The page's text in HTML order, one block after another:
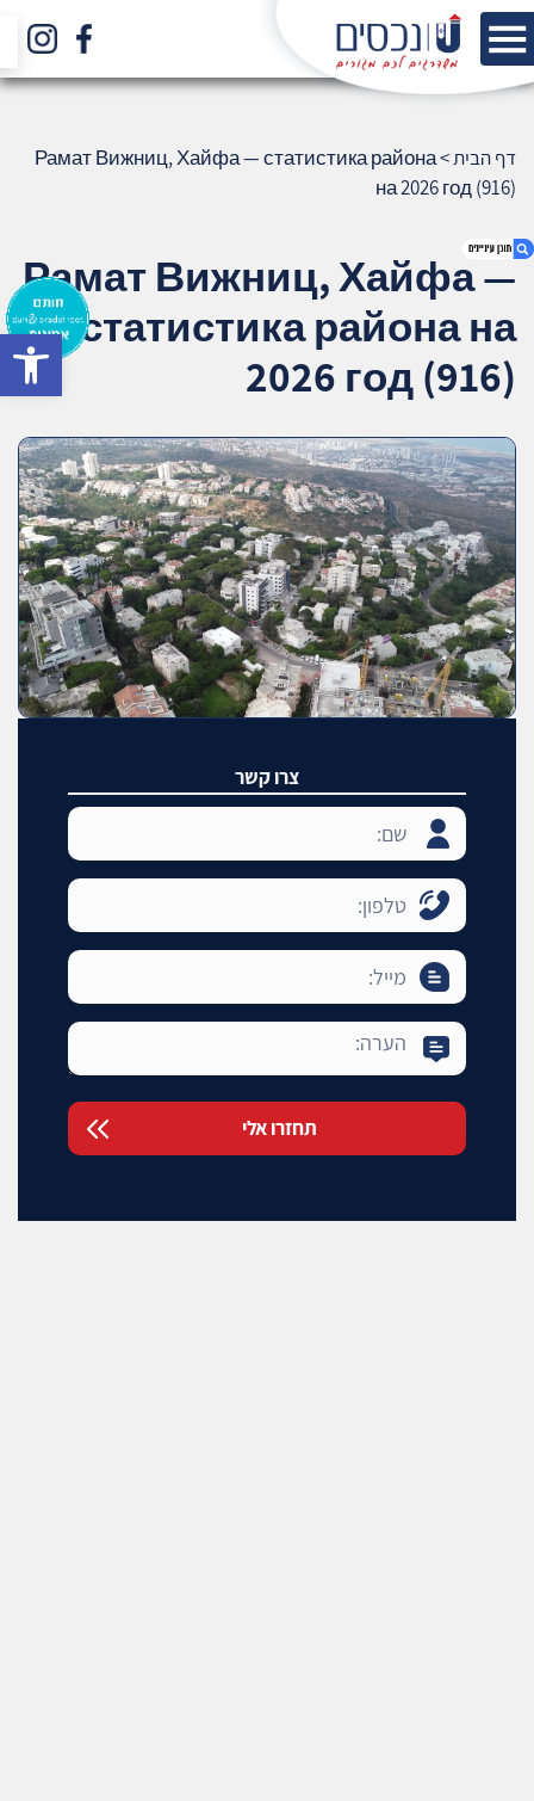
1. Рамат Вижниц, Хайфа — статистика
района на 2026 год (916)
3. שאלתם ? ענינו !
דף הבית>
Рамат Вижниц, Хайфа — статистика района
на 2026 год (916)
Рамат Вижниц, Хайфа —
статистика района на
2026 год (916)
צרו קשר